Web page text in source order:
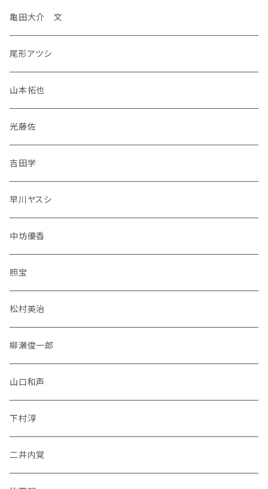
亀田大介 文
尾形アツシ
山本拓也
光藤佐
吉田学
早川ヤスシ
中坊優香
照宝
松村英治
柳瀬俊一郎
山口和声
下村淳
二井内覚